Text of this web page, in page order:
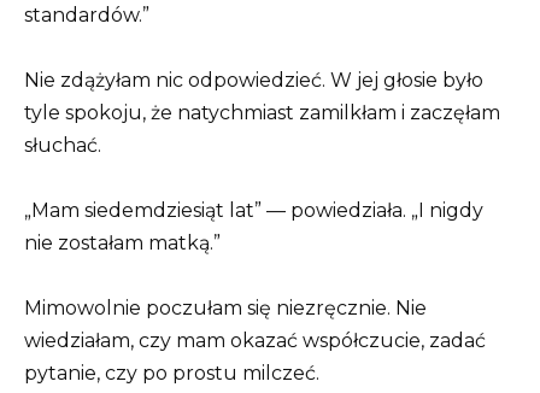
standardów.”
Nie zdążyłam nic odpowiedzieć. W jej głosie było
tyle spokoju, że natychmiast zamilkłam i zaczęłam
słuchać.
„Mam siedemdziesiąt lat” — powiedziała. „I nigdy
nie zostałam matką.”
Mimowolnie poczułam się niezręcznie. Nie
wiedziałam, czy mam okazać współczucie, zadać
pytanie, czy po prostu milczeć.